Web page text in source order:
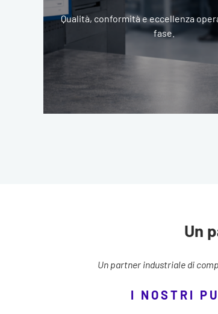
Qualità, conformità e eccellenza
fase.
Un
Un partner industriale di
I NOSTRI